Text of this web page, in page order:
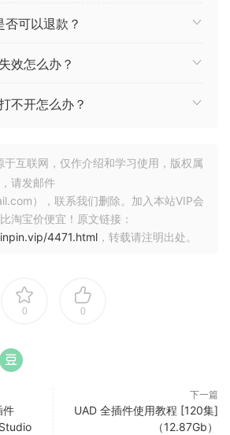
。
the rich, unparalleled world of our
a massive 25GB of deep-
extended techniques, and advanced
clarity, depth, and spatial
vintage microphones are
Neuman M50 Decca Tree
note shaping, short articulations &
否可以退款？
效怎么办？
不开怎么办？
于互联网，仅作介绍和学习使用，版权属
请发邮件
），联系我们删除。加入本站VIP会
淘宝价便宜！原文链接：
4471.html ，转载请注明出处。
0 0
件
下一篇
UAD 全插件使用教程 [120集]
（12.87Gb）